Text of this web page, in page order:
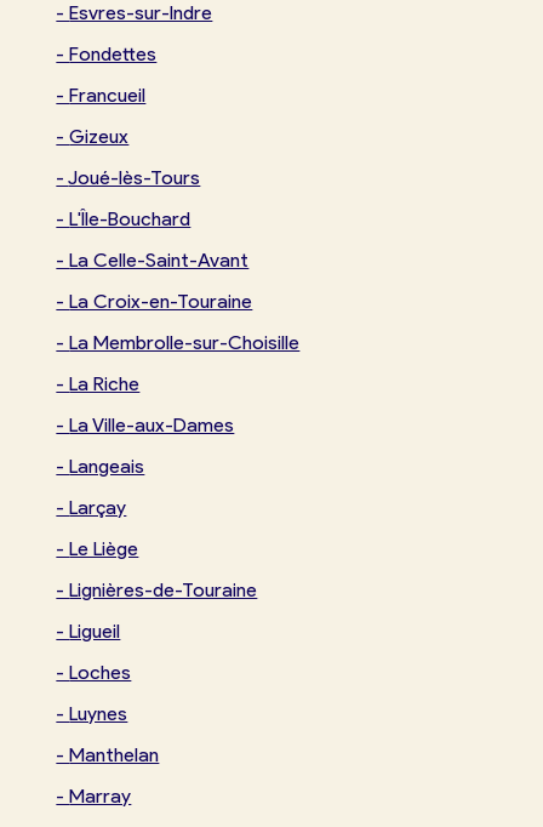
-Esvres-sur-Indre
-Fondettes
-Francueil
-Gizeux
-Joué-lès-Tours
-L'Île-Bouchard
-La Celle-Saint-Avant
-La Croix-en-Touraine
-La Membrolle-sur-Choisille
-La Riche
-La Ville-aux-Dames
-Langeais
-Larçay
-Le Liège
-Lignières-de-Touraine
-Ligueil
-Loches
-Luynes
-Manthelan
-Marray